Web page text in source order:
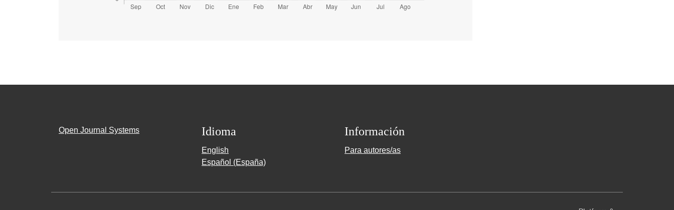
Open Journal Systems Idioma
English
Español (España)
Información
Para autores/as